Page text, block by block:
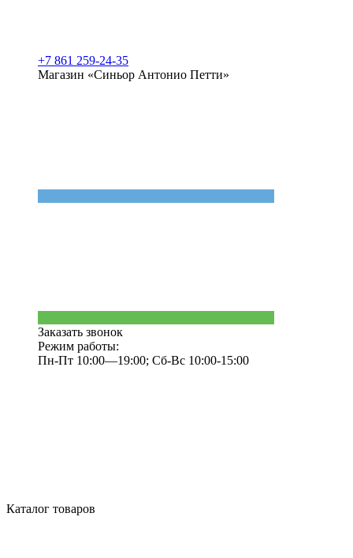
+7 861 259-24-35
Магазин «Синьор Антонио Петти»
Заказать звонок
Режим работы:
Пн-Пт 10:00—19:00; Сб-Вс 10:00-15:00
Каталог товаров